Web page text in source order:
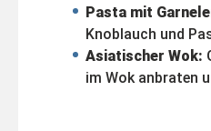
Pasta mit
Knoblauch und
Asiatischer Wok:
im Wok anbraten